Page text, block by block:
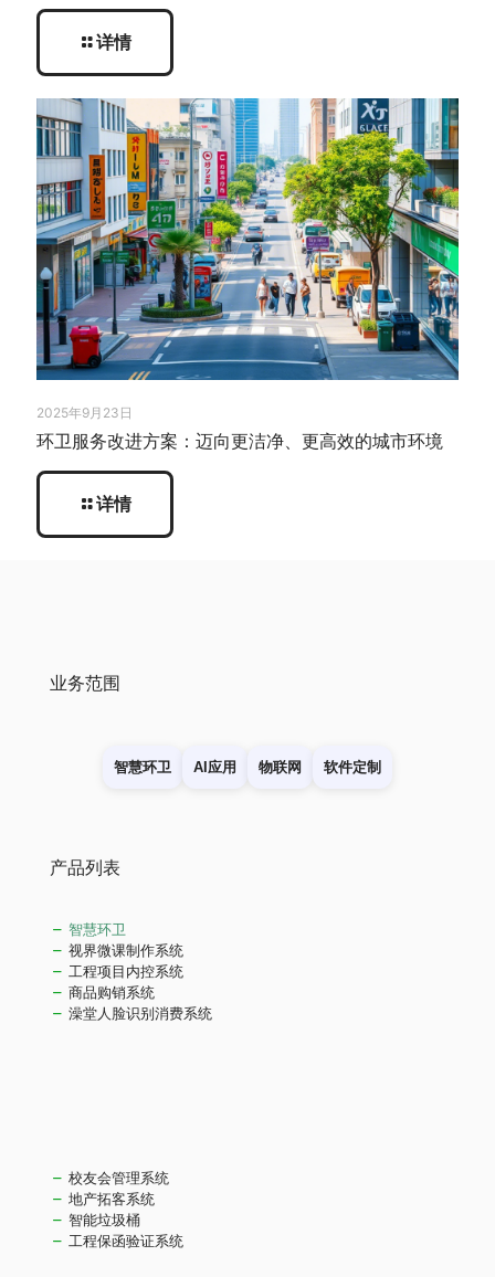
详情
2025年9月23日
环卫服务改进方案：迈向更洁净、更高效的城市环境
详情
业务范围
智慧环卫 AI应用 物联网 软件定制
产品列表
智慧环卫
视界微课制作系统
工程项目内控系统
商品购销系统
澡堂人脸识别消费系统
校友会管理系统
地产拓客系统
智能垃圾桶
工程保函验证系统